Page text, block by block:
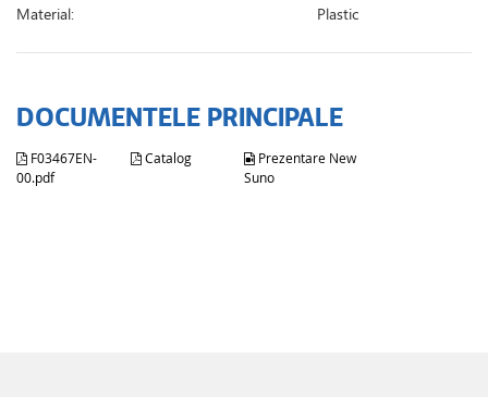
Material:
Plastic
DOCUMENTELE PRINCIPALE
F03467EN-
00.pdf
Catalog
Prezentare New
Suno